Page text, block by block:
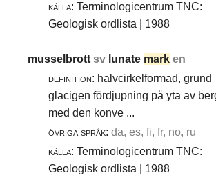
källa: Terminologicentrum TNC:
Geologisk ordlista | 1988
musselbrottsv lunate mark en
definition: halvcirkelformad, grund
glacigen fördjupning på yta av
med den konve ...
övriga språk: da, es, fi, fr, no, ru
källa: Terminologicentrum TNC:
Geologisk ordlista | 1988